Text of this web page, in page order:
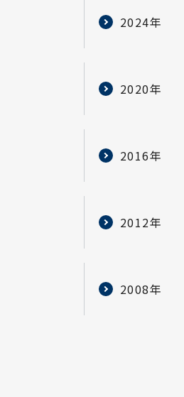
2024年
2020年
2016年
2012年
2008年